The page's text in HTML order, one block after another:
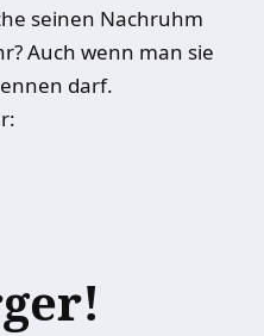
seinen Nachruhm
Auch wenn man sie
darf.